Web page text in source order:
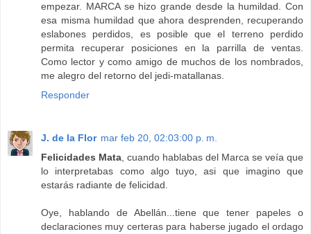
empezar. MARCA se hizo grande desde la humildad. Con
esa misma humildad que ahora desprenden, recuperando
eslabones perdidos, es posible que el terreno perdido
permita recuperar posiciones en la parrilla de ventas.
Como lector y como amigo de muchos de los nombrados,
me alegro del retorno del jedi-matallanas.
Responder
J. de la Flor mar feb 20, 02:03:00 p. m.
Felicidades Mata , cuando hablabas del Marca se veía que
lo interpretabas como algo tuyo, asi que imagino que
estarás radiante de felicidad.
Oye, hablando de Abellán...tiene que tener papeles o
declaraciones muy certeras para haberse jugado el ordago